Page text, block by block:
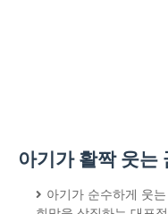
아기가 활짝 웃는
아기가 순수하게 웃